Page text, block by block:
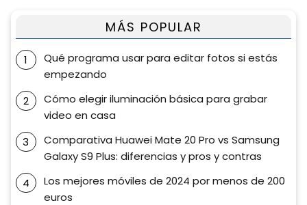
MÁS POPULAR
Qué programa usar para editar fotos si estás
empezando
Cómo elegir iluminación básica para grabar
video en casa
Comparativa Huawei Mate 20 Pro vs Samsung
Galaxy S9 Plus: diferencias y pros y contras
Los mejores móviles de 2024 por menos de 200
euros